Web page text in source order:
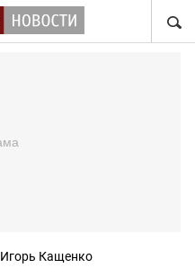
Игорь Кащенко